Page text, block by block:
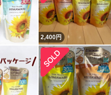
2,400円